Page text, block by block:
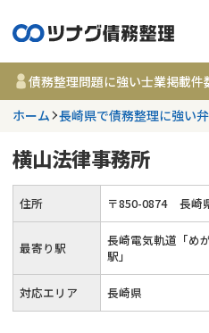
債務整理問題に強い士業掲載件
ホーム 長崎県で債務整理に強い
横山法律事務所
住所 〒850-0874 長崎
最寄り駅
長崎電気軌道「め
駅」
対応エリア 長崎県